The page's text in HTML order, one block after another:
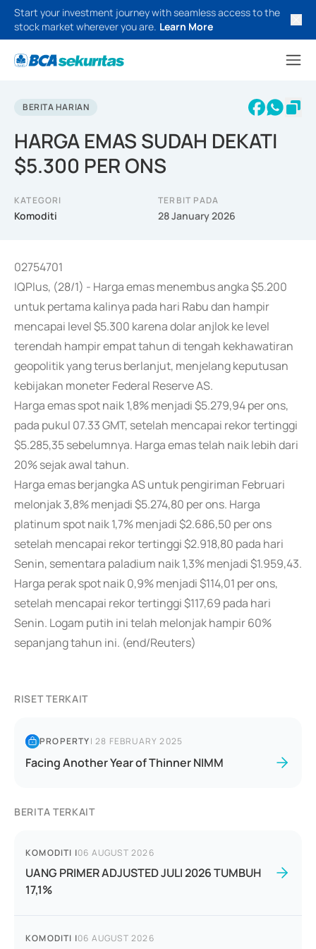
Start your investment journey with seamless access to the
stock market wherever you are. Learn More
BERITA HARIAN
HARGA EMAS SUDAH DEKATI
$5.300 PER ONS
KATEGORI
Komoditi
TERBIT PADA
28 January 2026
02754701
IQPlus, (28/1) - Harga emas menembus angka $5.200
untuk pertama kalinya pada hari Rabu dan hampir
mencapai level $5.300 karena dolar anjlok ke level
terendah hampir empat tahun di tengah kekhawatiran
geopolitik yang terus berlanjut, menjelang keputusan
kebijakan moneter Federal Reserve AS.
Harga emas spot naik 1,8% menjadi $5.279,94 per ons,
pada pukul 07.33 GMT, setelah mencapai rekor tertinggi
$5.285,35 sebelumnya. Harga emas telah naik lebih dari
20% sejak awal tahun.
Harga emas berjangka AS untuk pengiriman Februari
melonjak 3,8% menjadi $5.274,80 per ons. Harga
platinum spot naik 1,7% menjadi $2.686,50 per ons
setelah mencapai rekor tertinggi $2.918,80 pada hari
Senin, sementara paladium naik 1,3% menjadi $1.959,43.
Harga perak spot naik 0,9% menjadi $114,01 per ons,
setelah mencapai rekor tertinggi $117,69 pada hari
Senin. Logam putih ini telah melonjak hampir 60%
sepanjang tahun ini. (end/Reuters)
RISET TERKAIT
PROPERTY|28 FEBRUARY 2025
Facing Another Year of Thinner NIMM
BERITA TERKAIT
KOMODITI |06 AUGUST 2026
UANG PRIMER ADJUSTED JULI 2026 TUMBUH
17,1%
KOMODITI |06 AUGUST 2026